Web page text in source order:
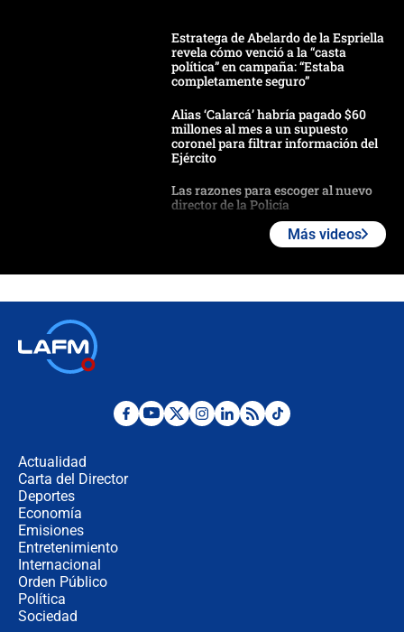
Estratega de Abelardo de la Espriella
revela cómo venció a la “casta
política” en campaña: “Estaba
completamente seguro”
Alias ‘Calarcá’ habría pagado $60
millones al mes a un supuesto
coronel para filtrar información del
Ejército
Las razones para escoger al nuevo
director de la Policía
"No hubo fraude ni posibilidad de
Más videos
Actualidad
Carta del Director
Deportes
Economía
Emisiones
Entretenimiento
Internacional
Orden Público
Política
Sociedad